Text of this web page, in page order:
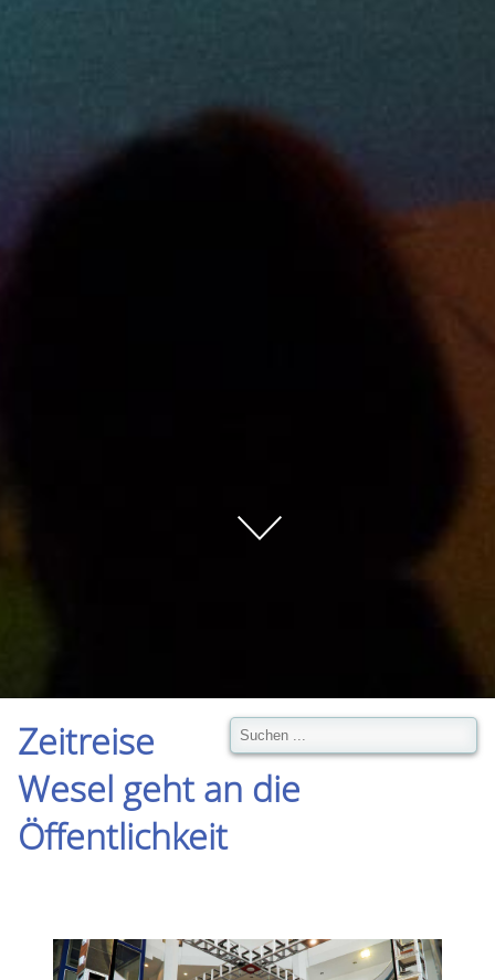
Zeitreise
Wesel geht an die
Öffentlichkeit